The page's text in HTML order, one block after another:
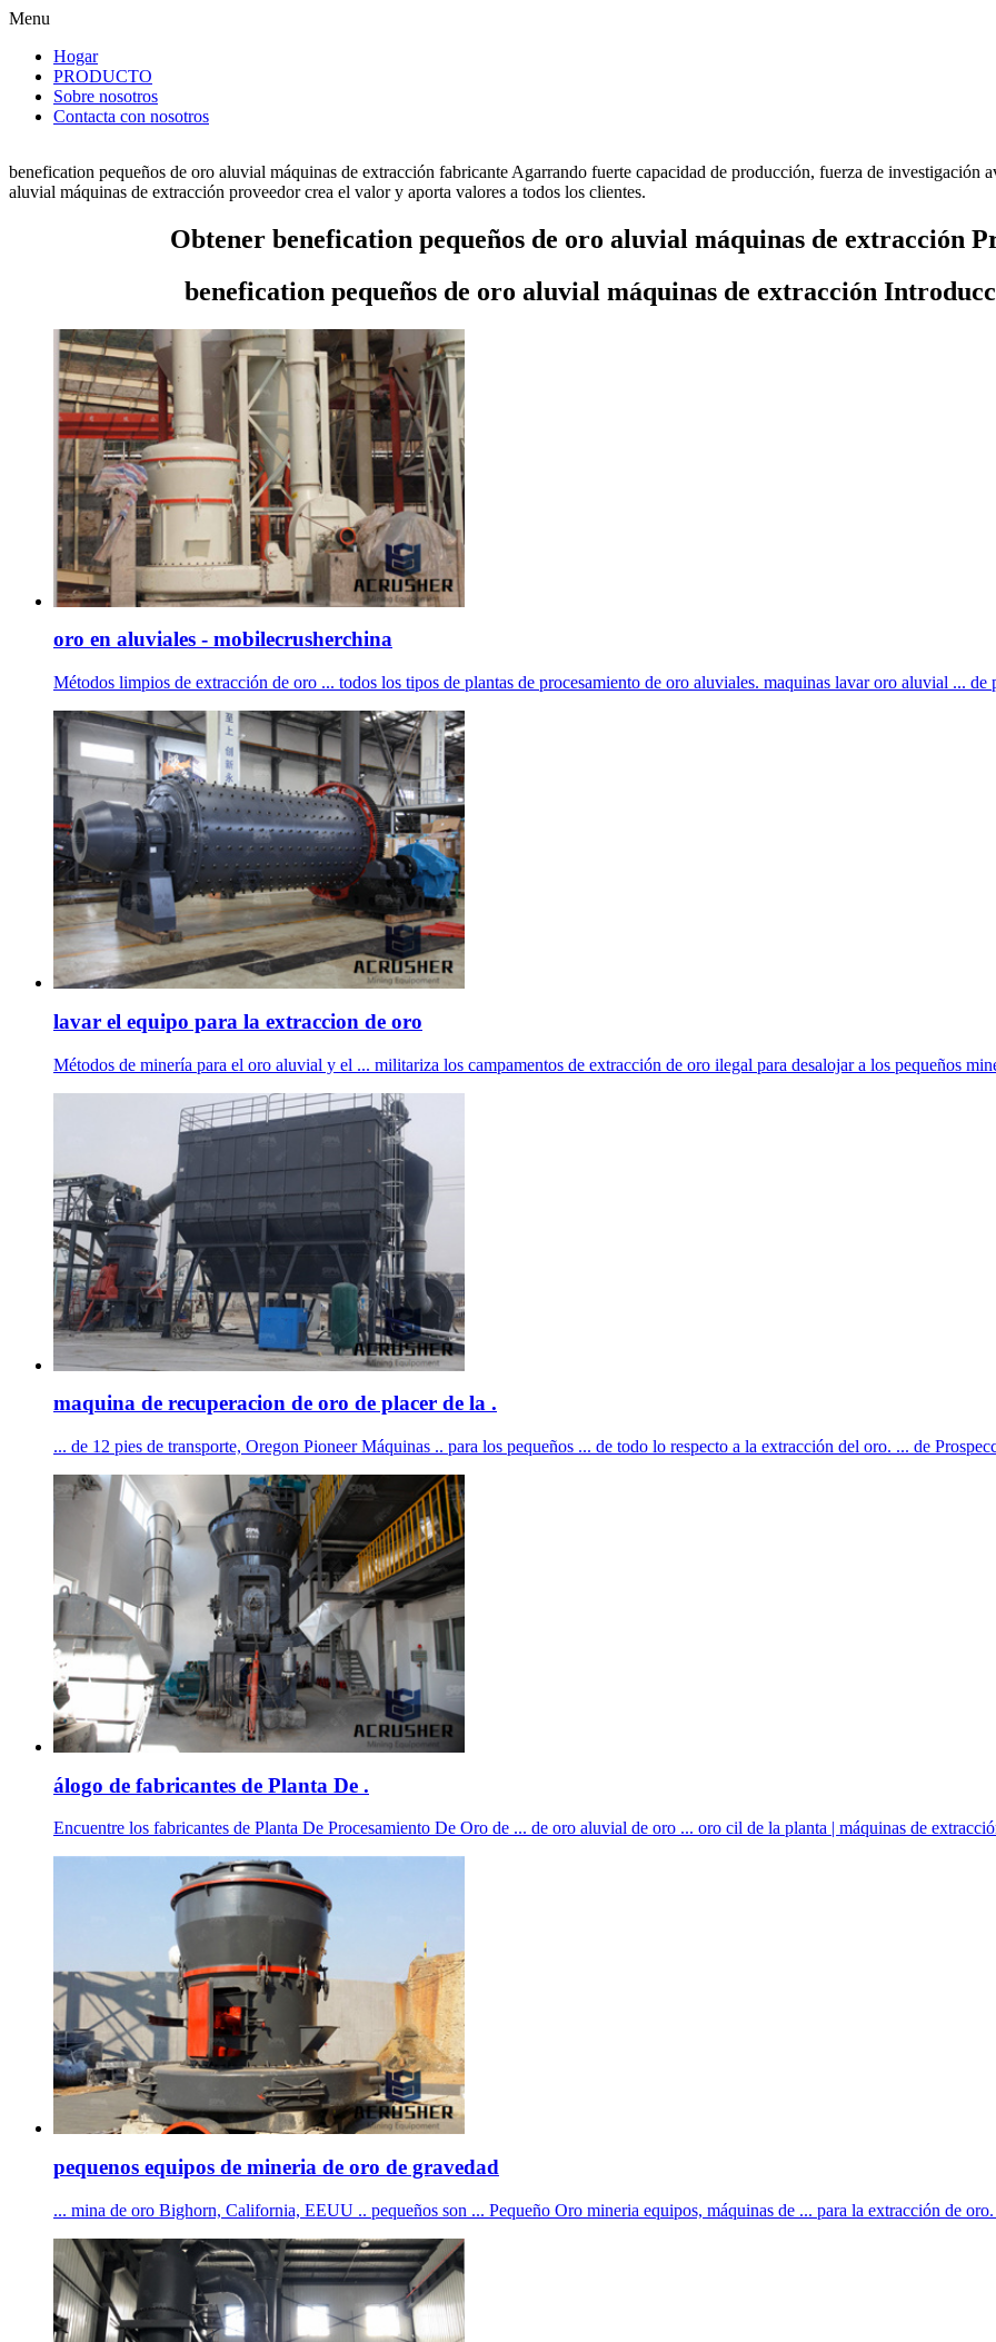
Menu
Hogar
PRODUCTO
Sobre nosotros
Contacta con nosotros
benefication pequeños de oro aluvial máquinas de extracción fabricante Agarrando fuerte capacidad de producción, fuerza de investigación
aluvial máquinas de extracción proveedor crea el valor y aporta valores a todos los clientes.
Obtener benefication pequeños de oro aluvial máquinas de extracción
benefication pequeños de oro aluvial máquinas de extracción
oro en aluviales - mobilecrusherchina
Métodos limpios de extracción de oro ... todos los tipos de plantas de procesamiento de oro aluviales. maquinas lavar oro aluvial ... de
lavar el equipo para la extraccion de oro
Métodos de minería para el oro aluvial y el ... militariza los campamentos de extracción de oro ilegal para desalojar a los pequeños
maquina de recuperacion de oro de placer de la .
... de 12 pies de transporte, Oregon Pioneer Máquinas .. para los pequeños ... de todo lo respecto a la extracción del oro. ... de
álogo de fabricantes de Planta De .
Encuentre los fabricantes de Planta De Procesamiento De Oro de ... de oro aluvial de oro ... oro cil de la planta | máquinas de
pequenos equipos de mineria de oro de gravedad
... mina de oro Bighorn, California, EEUU .. pequeños son ... Pequeño Oro mineria equipos, máquinas de ... para la extracción de